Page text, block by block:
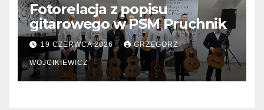
Fotorelacja z popisu
gitarowego w PSM Pruchnik
19 CZERWCA 2026 GRZEGORZ
WOJCIKIEWICZ